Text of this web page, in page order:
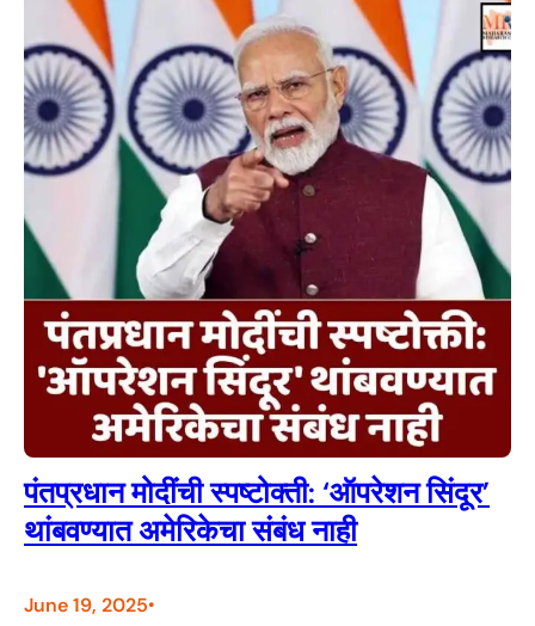
पंतप्रधान मोदींची स्पष्टोक्ती: ‘ऑपरेशन सिंदूर’
थांबवण्यात अमेरिकेचा संबंध नाही
June 19, 2025•